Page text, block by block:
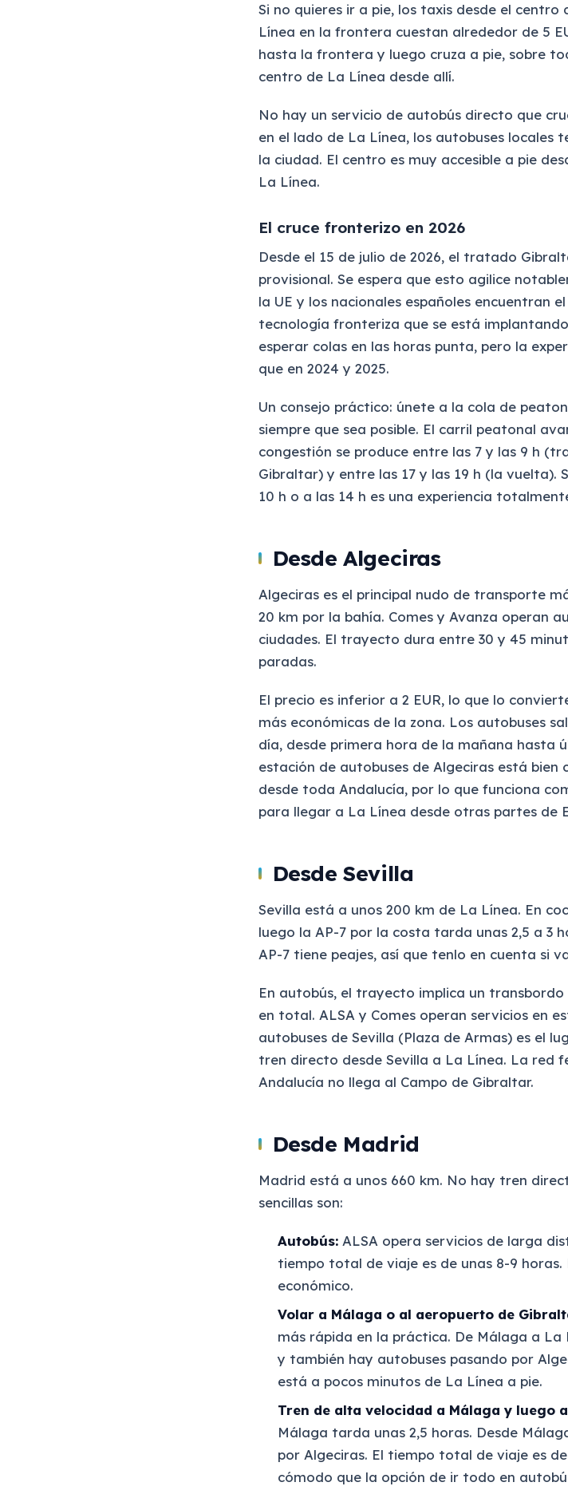
Si no quieres ir a pie, los taxis desde el
Línea en la frontera cuestan alrededor de 5
hasta la frontera y luego cruza a pie, sobre
centro de La Línea desde allí.
No hay un servicio de autobús directo que
en el lado de La Línea, los autobuses locales
la ciudad. El centro es muy accesible a pie
La Línea.
El cruce fronterizo en 2026
Desde el 15 de julio de 2026, el tratado
provisional. Se espera que esto agilice
la UE y los nacionales españoles encuentran
tecnología fronteriza que se está
esperar colas en las horas punta, pero la
que en 2024 y 2025.
Un consejo práctico: únete a la cola de
siempre que sea posible. El carril peatonal
congestión se produce entre las 7 y las 9 h
Gibraltar) y entre las 17 y las 19 h (la vuelta).
10 h o a las 14 h es una experiencia
Desde Algeciras
Algeciras es el principal nudo de transporte
20 km por la bahía. Comes y Avanza operan
ciudades. El trayecto dura entre 30 y 45
paradas.
El precio es inferior a 2 EUR, lo que lo
más económicas de la zona. Los autobuses
día, desde primera hora de la mañana hasta
estación de autobuses de Algeciras está
desde toda Andalucía, por lo que funciona
para llegar a La Línea desde otras partes de
Desde Sevilla
Sevilla está a unos 200 km de La Línea. En
luego la AP-7 por la costa tarda unas 2,5 a 3
AP-7 tiene peajes, así que tenlo en cuenta si
En autobús, el trayecto implica un
en total. ALSA y Comes operan servicios en
autobuses de Sevilla (Plaza de Armas) es el
tren directo desde Sevilla a La Línea. La red
Andalucía no llega al Campo de Gibraltar.
Desde Madrid
Madrid está a unos 660 km. No hay tren
sencillas son:
Autobús: ALSA opera servicios de larga
tiempo total de viaje es de unas 8-9
económico.
Volar a Málaga o al aeropuerto de
más rápida en la práctica. De Málaga a La
y también hay autobuses pasando por
está a pocos minutos de La Línea a pie.
Tren de alta velocidad a Málaga y luego
Málaga tarda unas 2,5 horas. Desde
por Algeciras. El tiempo total de viaje es
cómodo que la opción de ir todo en